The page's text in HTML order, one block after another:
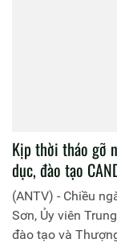
Kịp thời tháo gỡ
dục, đào tạo
(ANTV) - Chiều
Sơn, Ủy viên
đào tạo và